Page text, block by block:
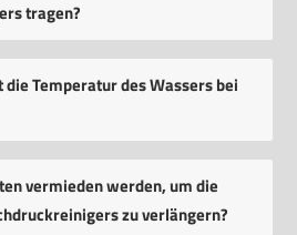
tragen?
Temperatur des Wassers bei
vermieden werden, um die
zu verlängern?